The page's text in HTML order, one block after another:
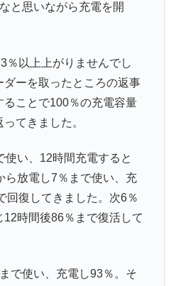
と思いながら充電を開
％以上上がりませんでし
ダーを取ったところの返事
ることで100％の充電容量
てきました。
使い、12時間充電すると
ら放電し7％まで使い、充
回復してきました。次6％
12時間後86％まで復活して
で使い、充電し93％。そ